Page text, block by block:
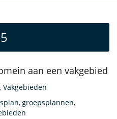
aan een vakgebied
,Vakgebieden
,groepsplannen,